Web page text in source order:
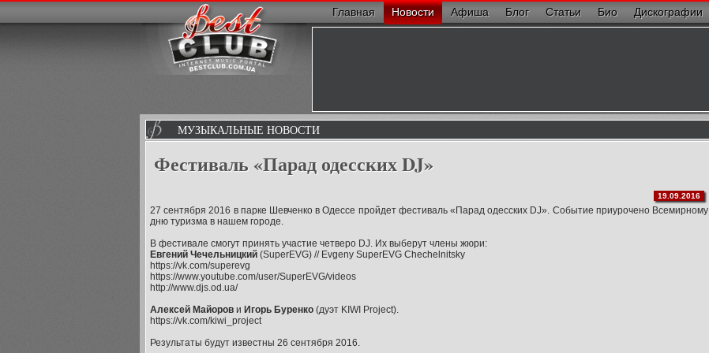
Главная Новости Афиша Блог Статьи Био Дискографии
МУЗЫКАЛЬНЫЕ НОВОСТИ
Фестиваль «Парад одесских DJ»
19.09.2016
27 сентября 2016 в парке Шевченко в Одессе пройдет фестиваль «Парад одесских DJ». Событие приурочено Всемирному
дню туризма в нашем городе.
В фестивале смогут принять участие четверо DJ. Их выберут члены жюри:
Евгений Чечельницкий (SuperEVG) // Evgeny SuperEVG Chechelnitsky
https://vk.com/superevg
https://www.youtube.com/user/SuperEVG/videos
http://www.djs.od.ua/
Алексей Майоров и Игорь Буренко (дуэт KIWI Project).
https://vk.com/kiwi_project
Результаты будут известны 26 сентября 2016.